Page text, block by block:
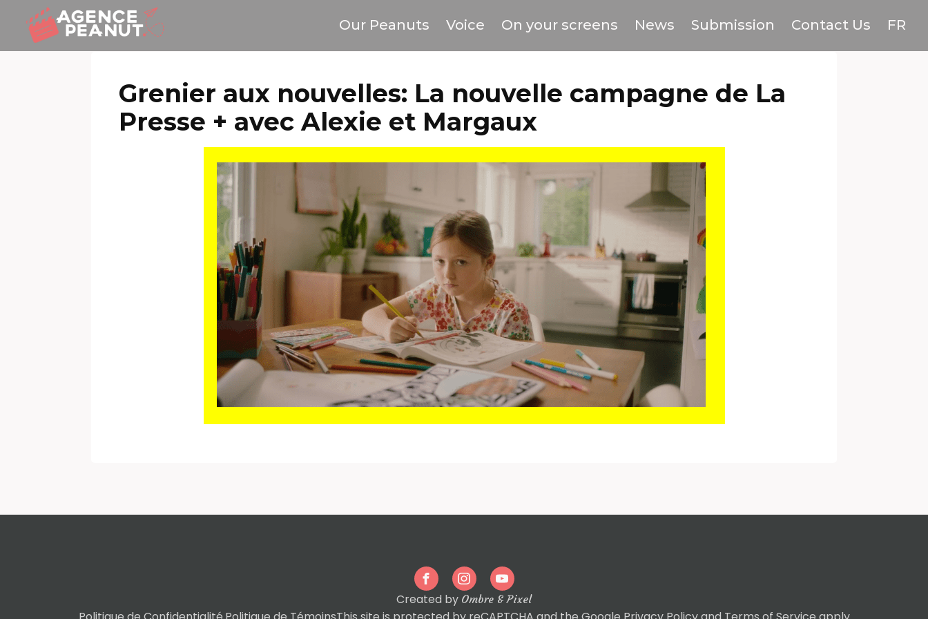
Our Peanuts Voice On your screens News Submission Contact Us FR
Grenier aux nouvelles: La nouvelle campagne de La
Presse + avec Alexie et Margaux
Created by Ombre & Pixel